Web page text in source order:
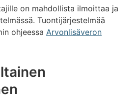
on mahdollista ilmoittaa ja
Tuontijärjestelmää
ohjeessa Arvonlisäveron